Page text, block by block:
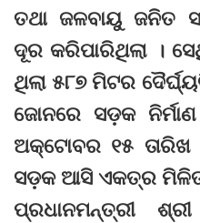
ତଥା ଜଳବାୟୁ ଜନିତ
ଦୂର କରିପାରିଥିଲା ।
ଥିଲା ୫୮୭ ମିଟର
ଜୋନରେ ସଡ଼କ
ଅକ୍ଟୋବର ୧୫
ସଡ଼କ ଆସି ଏକତ୍ର
ପ୍ରଧାନମନ୍ତ୍ରୀ